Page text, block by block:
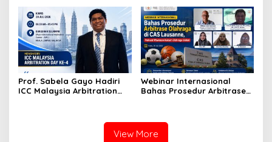
di Jakarta
Kesepahaman
Prof. Sabela Gayo Hadiri
ICC Malaysia Arbitration
Webinar Internasional
Bahas Prosedur Arbitrase
Olahraga Global
View More